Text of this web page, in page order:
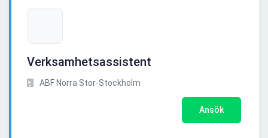
Verksamhetsassistent
ABF Norra Stor-Stockholm
Ansök